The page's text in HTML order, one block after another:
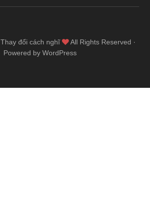
Thay đổi cách nghĩ
All Rights Reserved ·
Powered by WordPress